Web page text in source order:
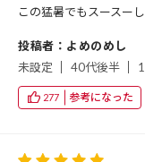
この猛暑でもスースー
投稿者：よめのめし
未設定
40代後半
277 参考になった